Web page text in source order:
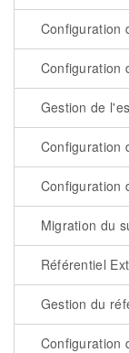
Configuration
Configuration
Gestion de
Configuration
Configuration
Migration du
Référentiel
Gestion du
Configuration